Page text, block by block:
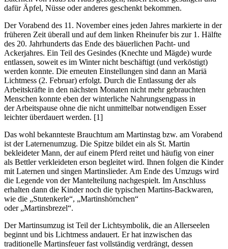
dafür Äpfel, Nüsse oder anderes geschenkt bekommen.
Der Vorabend des 11. November eines jeden Jahres markierte in der
früheren Zeit überall und auf dem linken Rheinufer bis zur 1. Hälfte
des 20. Jahrhunderts das Ende des bäuerlichen Pacht- und
Ackerjahres. Ein Teil des Gesindes (Knechte und Mägde) wurde
entlassen, soweit es im Winter nicht beschäftigt (und verköstigt)
werden konnte. Die erneuten Einstellungen sind dann an Mariä
Lichtmess (2. Februar) erfolgt. Durch die Entlassung der als
Arbeitskräfte in den nächsten Monaten nicht mehr gebrauchten
Menschen konnte eben der winterliche Nahrungsengpass in
der Arbeitspause ohne die nicht unmittelbar notwendigen Esser
leichter überdauert werden. [1]
Das wohl bekannteste Brauchtum am Martinstag bzw. am Vorabend
ist der Laternenumzug. Die Spitze bildet ein als St. Martin
bekleideter Mann, der auf einem Pferd reitet und häufig von einer
als Bettler verkleideten erson begleitet wird. Ihnen folgen die Kinder
mit Laternen und singen Martinslieder. Am Ende des Umzugs wird
die Legende von der Mantelteilung nachgespielt. Im Anschluss
erhalten dann die Kinder noch die typischen Martins-Backwaren,
wie die „Stutenkerle“, „Martinshörnchen“
oder „Martinsbrezel“.
Der Martinsumzug ist Teil der Lichtsymbolik, die an Allerseelen
beginnt und bis Lichtmess andauert. Er hat inzwischen das
traditionelle Martinsfeuer fast vollständig verdrängt, dessen